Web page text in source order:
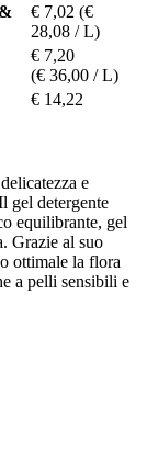
€ 7,02 (€
28,08 / L)
€ 7,20
(€ 36,00 / L)
€ 14,22
e
gel detergente
equilibrante, gel
Grazie al suo
ottimale la flora
a pelli sensibili e